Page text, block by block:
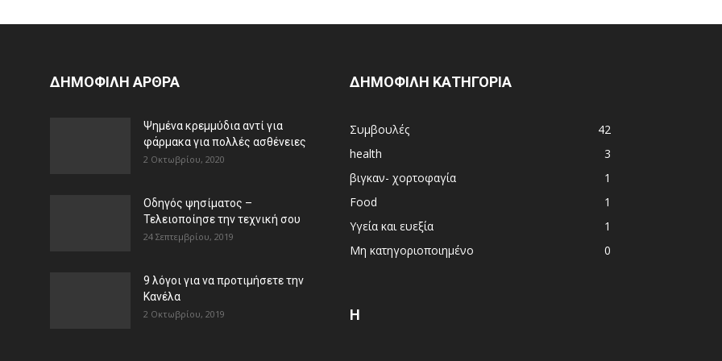
ΔΗΜΟΦΙΛΗ ΑΡΘΡΑ
Ψημένα κρεμμύδια αντί για
φάρμακα για πολλές ασθένειες
2 Οκτωβρίου, 2020
Οδηγός ψησίματος –
Τελειοποίησε την τεχνική σου
24 Σεπτεμβρίου, 2019
9 λόγοι για να προτιμήσετε την
Κανέλα
2 Οκτωβρίου, 2019
ΔΗΜΟΦΙΛΗ ΚΑΤΗΓΟΡΙΑ
Συμβουλές
42
health
3
βιγκαν- χορτοφαγία
1
Food
1
Υγεία και ευεξία
1
Μη κατηγοριοποιημένο
0
H